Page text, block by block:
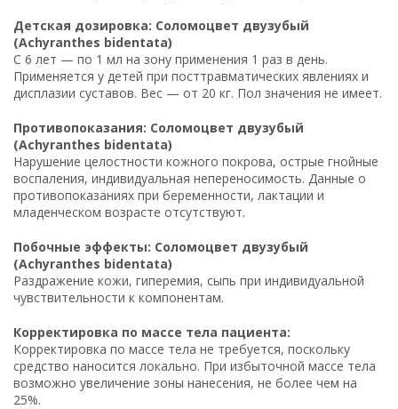
Детская дозировка: Соломоцвет двузубый
(Achyranthes bidentata)
С 6 лет — по 1 мл на зону применения 1 раз в день.
Применяется у детей при посттравматических явлениях и
дисплазии суставов. Вес — от 20 кг. Пол значения не имеет.
Противопоказания: Соломоцвет двузубый
(Achyranthes bidentata)
Нарушение целостности кожного покрова, острые гнойные
воспаления, индивидуальная непереносимость. Данные о
противопоказаниях при беременности, лактации и
младенческом возрасте отсутствуют.
Побочные эффекты: Соломоцвет двузубый
(Achyranthes bidentata)
Раздражение кожи, гиперемия, сыпь при индивидуальной
чувствительности к компонентам.
Корректировка по массе тела пациента:
Корректировка по массе тела не требуется, поскольку
средство наносится локально. При избыточной массе тела
возможно увеличение зоны нанесения, не более чем на
25%.